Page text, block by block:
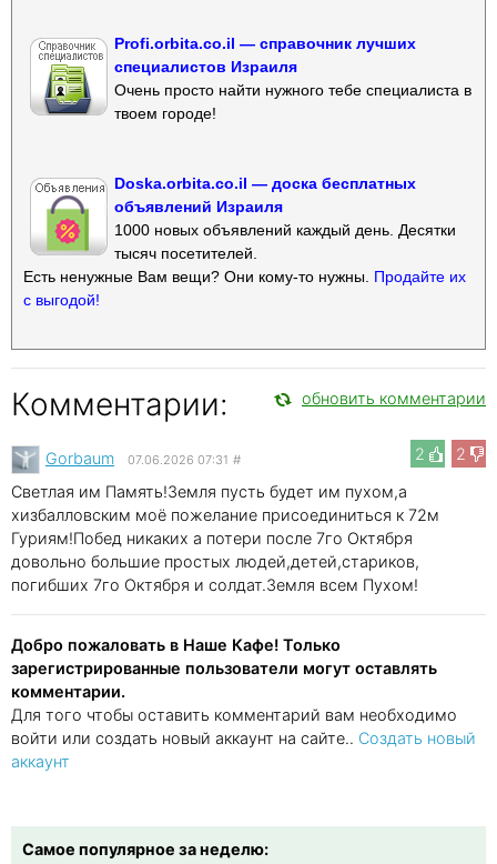
Profi.orbita.co.il — справочник лучших
специалистов Израиля
Очень просто найти нужного тебе специалиста в
твоем городе!
Doska.orbita.co.il — доска бесплатных
объявлений Израиля
1000 новых объявлений каждый день. Десятки
тысяч посетителей.
Есть ненужные Вам вещи? Они кому-то нужны. Продайте их
с выгодой!
Комментарии: обновить комментарии
2 2
Gorbaum 07.06.2026 07:31 #
Светлая им Память!Земля пусть будет им пухом,а
хизбалловским моё пожелание присоединиться к 72м
Гуриям!Побед никаких а потери после 7го Октября
довольно большие простых людей,детей,стариков,
погибших 7го Октября и солдат.Земля всем Пухом!
Добро пожаловать в Наше Кафе! Только
зарегистрированные пользователи могут оставлять
комментарии.
Для того чтобы оставить комментарий вам необходимо
войти или создать новый аккаунт на сайте.. Создать новый
аккаунт
Самое популярное за неделю: